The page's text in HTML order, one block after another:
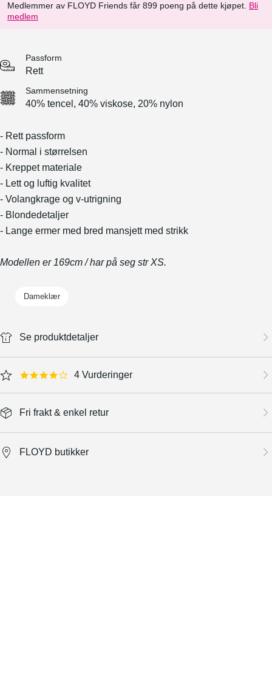
Medlemmer av FLOYD Friends får 899 poeng på dette kjøpet. Bli
medlem
Passform
Rett
Sammensetning
40% tencel, 40% viskose, 20% nylon
- Rett passform
- Normal i størrelsen
- Kreppet materiale
- Lett og luftig kvalitet
- Volangkrage og v-utrigning
- Blondedetaljer
- Lange ermer med bred mansjett med strikk
Modellen er 169cm / har på seg str XS.
Dameklær
Se produktdetaljer
3.8 star rating 4 Vurderinger
Fri frakt & enkel retur
FLOYD butikker